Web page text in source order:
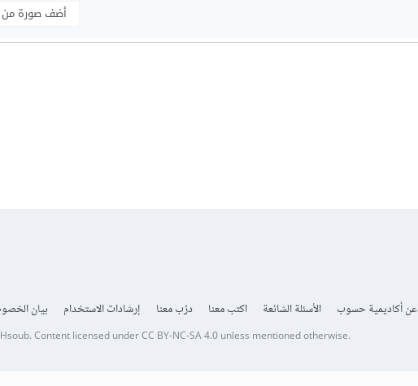
أضف صورة من
عن أكاديمية حسوب الأسئلة الشائعة اكتب معنا درّب معنا إرشادات الاستخدام بيان
Hsoub.Content licensed underCC BY-NC-SA 4.0unless mentioned otherwise.